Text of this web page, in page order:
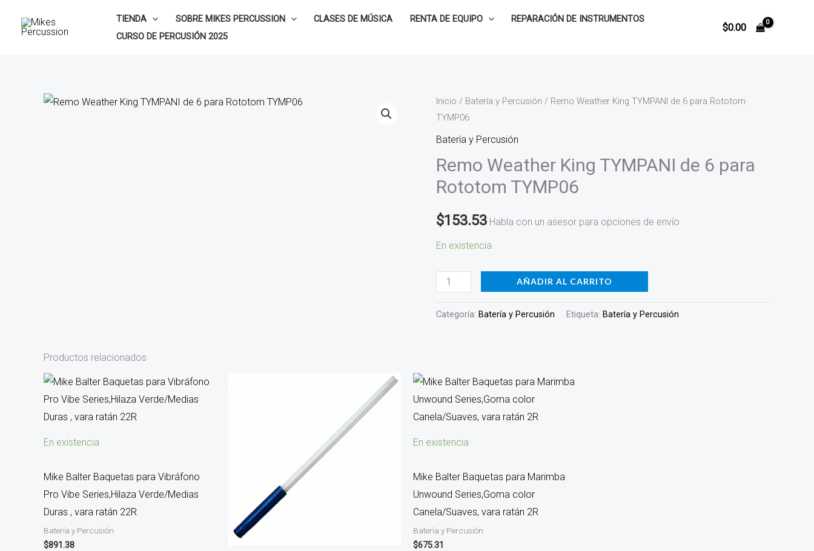
TIENDA SOBRE MIKES PERCUSSION CLASES DE MÚSICA RENTA DE EQUIPO
REPARACIÓN DE INSTRUMENTOS
CURSO DE PERCUSIÓN 2025
$0.00
Inicio / Batería y Percusión / Remo Weather King TYMPANI de 6 para Rototom
TYMP06
Batería y Percusión
Remo Weather King TYMPANI de 6 para
Rototom TYMP06
$153.53 Habla con un asesor para opciones de envío
En existencia
Remo
Weather
King
de
6
Rototom
TYMP06
AÑADIR AL CARRITO
Categoría: Batería y Percusión Etiqueta: Batería y Percusión
Productos relacionados
En existencia
Mike Balter Baquetas para Vibráfono
Pro Vibe Series,Hilaza Verde/Medias
Duras , vara ratán 22R
Batería y Percusión
$891.38
En existencia
Mike Balter Baquetas para Marimba
Unwound Series,Goma color
Canela/Suaves, vara ratán 2R
Batería y Percusión
$675.31